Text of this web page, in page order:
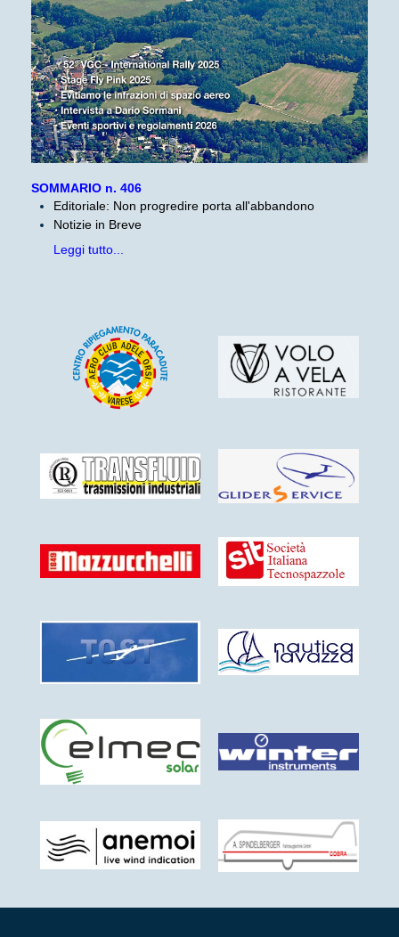
SOMMARIO n. 406
Editoriale: Non progredire porta all'abbandono
Notizie in Breve
Leggi tutto...